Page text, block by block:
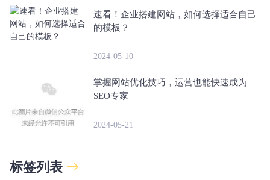
速看！企业搭建网站，如何选择适合自己
的模板？
2024-05-10
掌握网站优化技巧，运营也能快速成为
SEO专家
2024-05-21
标签列表